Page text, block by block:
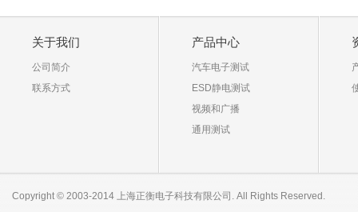
关于我们
公司简介
联系方式
产品中心
汽车电子测试
ESD静电测试
视频和广播
通用测试
Copyright © 2003-2014 上海正衡电子科技有限公司. All Rights Reserved.